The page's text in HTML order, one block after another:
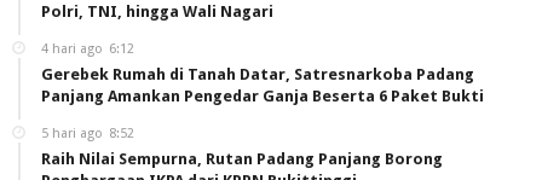
Polri, TNI, hingga Wali Nagari
4 hari ago 6:12
Gerebek Rumah di Tanah Datar, Satresnarkoba Padang
Panjang Amankan Pengedar Ganja Beserta 6 Paket Bukti
5 hari ago 8:52
Raih Nilai Sempurna, Rutan Padang Panjang Borong